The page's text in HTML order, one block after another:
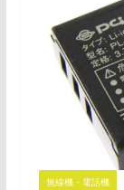
無線機・電話機